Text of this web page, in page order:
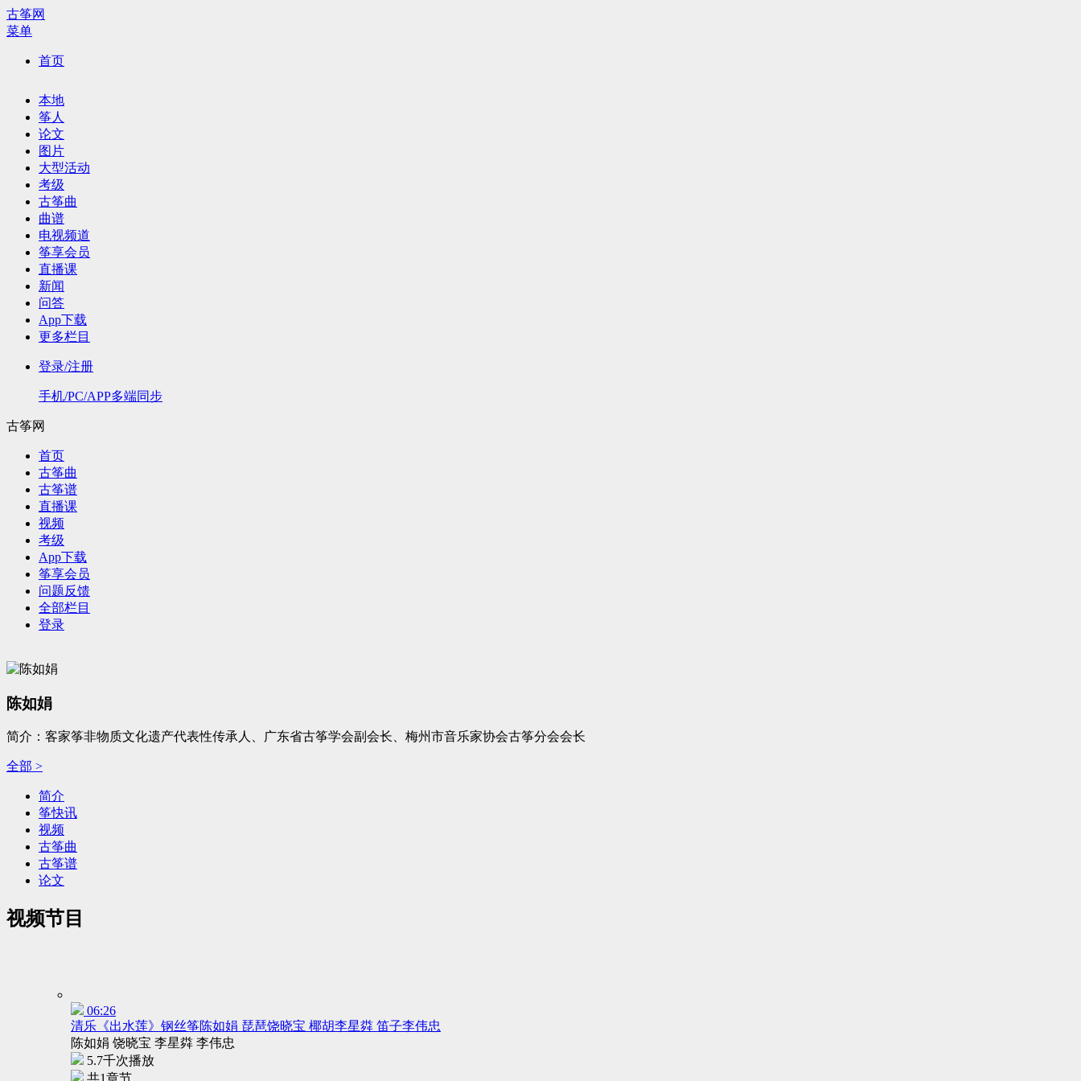
古筝网
菜单
首页
本地
筝人
论文
图片
大型活动
考级
古筝曲
曲谱
电视频道
筝享会员
直播课
新闻
问答
App下载
更多栏目
登录/注册
手机/PC/APP多端同步
古筝网
首页
古筝曲
古筝谱
直播课
视频
考级
App下载
筝享会员
问题反馈
全部栏目
登录
陈如娟
简介：客家筝非物质文化遗产代表性传承人、广东省古筝学会副会长、梅州市音乐家协会古筝分会会长
全部 >
简介
筝快讯
视频
古筝曲
古筝谱
论文
视频节目
06:26
清乐《出水莲》钢丝筝陈如娟 琵琶饶晓宝 椰胡李星粦 笛子李伟忠
陈如娟 饶晓宝 李星粦 李伟忠
5.7千次播放